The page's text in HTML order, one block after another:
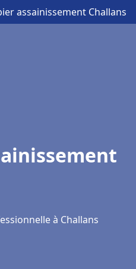
assainissement Challans
à Challans